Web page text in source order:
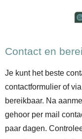
de
Contact en
Je kunt het beste
contactformulier of
bereikbaar. Na
gehoor per mail
paar dagen.